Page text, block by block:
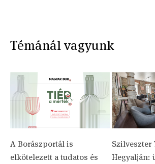
Témánál vagyunk
A Borászportál is
elkötelezett a tudatos és
Szilveszter
Hegyalján: